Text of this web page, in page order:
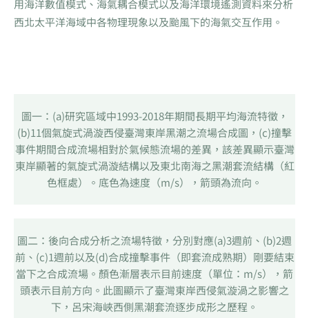
用海洋數值模式、海氣耦合模式以及海洋環境遙測資料來分析
西北太平洋海域中各物理現象以及颱風下的海氣交互作用。
圖一：(a)研究區域中1993-2018年期間長期平均海流特徵，
(b)11個氣旋式渦漩西侵臺灣東岸黑潮之流場合成圖，(c)撞擊
事件期間合成流場相對於氣候態流場的差異，該差異顯示臺灣
東岸顯著的氣旋式渦漩結構以及東北南海之黑潮套流結構（紅
色框處）。底色為速度（m/s），箭頭為流向。
圖二：後向合成分析之流場特徵，分別對應(a)3週前、(b)2週
前、(c)1週前以及(d)合成撞擊事件（即套流成熟期）剛要結束
當下之合成流場。顏色漸層表示目前速度（單位：m/s），箭
頭表示目前方向。此圖顯示了臺灣東岸西侵氣漩渦之影響之
下，呂宋海峽西側黑潮套流逐步成形之歷程。